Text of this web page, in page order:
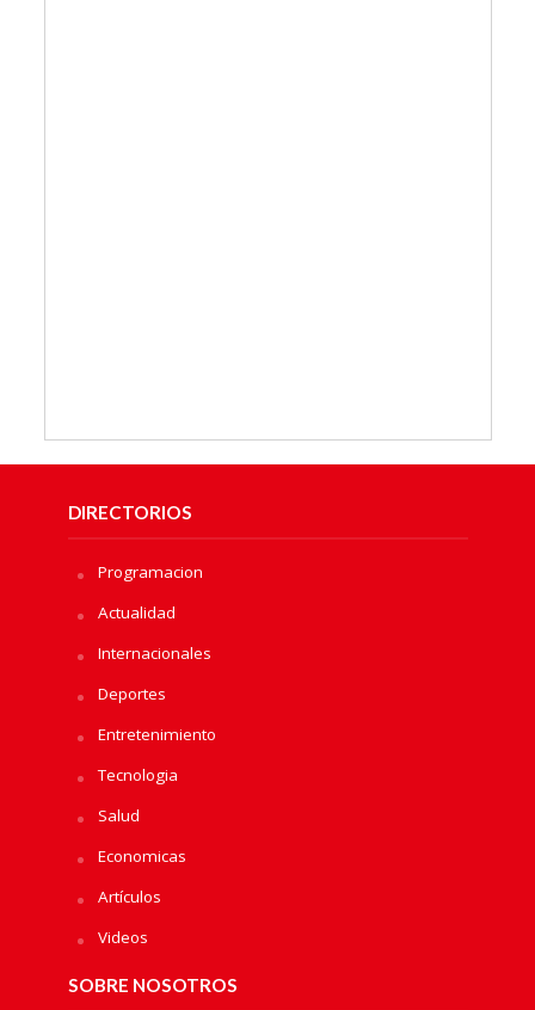
DIRECTORIOS
Programacion
Actualidad
Internacionales
Deportes
Entretenimiento
Tecnologia
Salud
Economicas
Artículos
Videos
SOBRE NOSOTROS